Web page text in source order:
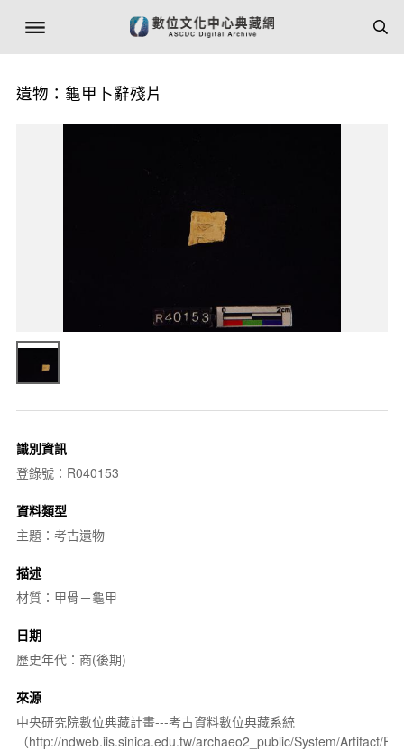
遺物：龜甲卜辭殘片
識別資訊
登錄號：R040153
資料類型
主題：考古遺物
描述
材質：甲骨－龜甲
日期
歷史年代：商(後期)
來源
中央研究院數位典藏計畫---考古資料數位典藏系統
（http://ndweb.iis.sinica.edu.tw/archaeo2_public/System/Artifact/